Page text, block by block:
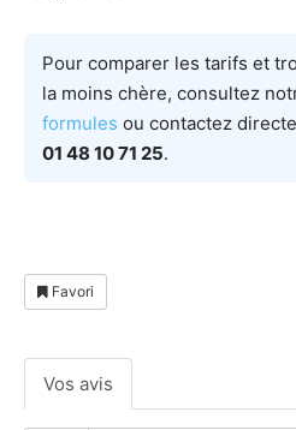
Pour comparer les tarifs et
la moins chère, consultez
formules ou contactez
01 48 10 71 25.
Favori
Vos avis